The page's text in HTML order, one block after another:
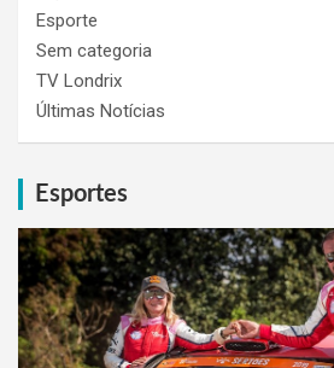
Esporte
Sem categoria
TV Londrix
Últimas Notícias
Esportes